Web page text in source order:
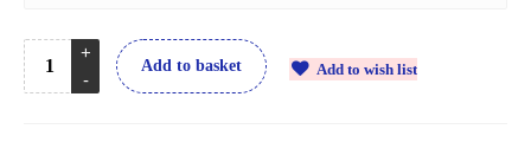
Add to basket Add to wish list